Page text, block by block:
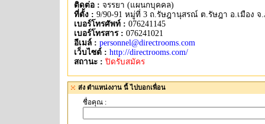
ติดต่อ : จรรยา (แผนกบุคคล)
ที่ตั้ง : 9/90-91 หมู่ที่ 3 ถ.รัษฎานุสรณ์ ต.รัษฎา อ.เมือง จ.
เบอร์โทรศัพท์ : 076241145
เบอร์โทรสาร : 076241021
อีเมล์ : personnel@directrooms.com
เว็บไซต์ : http://directrooms.com/
สถานะ : ปิดรับสมัคร
ส่ง ตำแหน่งงาน นี้ ไปบอกเพื่อน
ชื่อคุณ :